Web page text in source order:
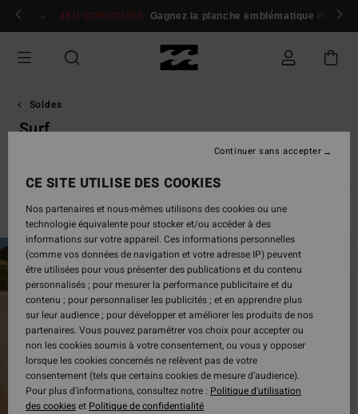
Passez
sélection
produits
Se connecter / s'inscrire
JEU CONCOURS Gagnez la planche emblématique d'Andy
Soldes
Surf
Filtrer & Trier
Passer
aux
critères
de
filtrage
recherche
Aller
a
par
CE SITE UTILISE DES COOKIES
Nos partenaires et nous-mêmes utilisons des cookies ou une
technologie équivalente pour stocker et/ou accéder à des
informations sur votre appareil. Ces informations personnelles
(comme vos données de navigation et votre adresse IP) peuvent
être utilisées pour vous présenter des publications et du contenu
personnalisés ; pour mesurer la performance publicitaire et du
contenu ; pour personnaliser les publicités ; et en apprendre plus
sur leur audience ; pour développer et améliorer les produits de nos
partenaires. Vous pouvez paramétrer vos choix pour accepter ou
non les cookies soumis à votre consentement, ou vous y opposer
lorsque les cookies concernés ne relèvent pas de votre
consentement (tels que certains cookies de mesure d’audience).
Pour plus d'informations, consultez notre : Politique d'utilisation
des cookieset Politique de confidentialité
Continuer sans accepter